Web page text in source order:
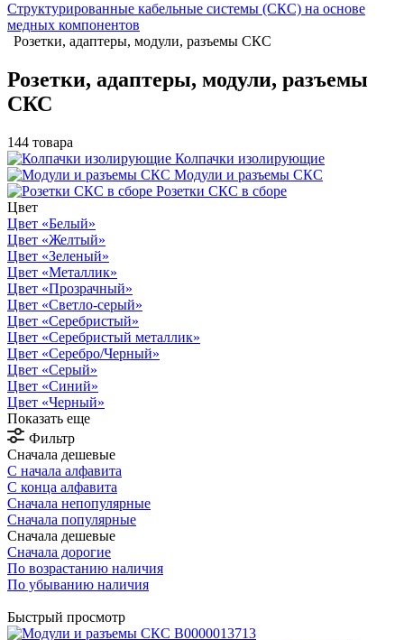
Структурированные кабельные системы (СКС) на основе
медных компонентов
Розетки, адаптеры, модули, разъемы СКС
Розетки, адаптеры, модули, разъемы
СКС
144 товара
Колпачки изолирующие
Модули и разъемы СКС
Розетки СКС в сборе
Цвет
Цвет «Белый»
Цвет «Желтый»
Цвет «Зеленый»
Цвет «Металлик»
Цвет «Прозрачный»
Цвет «Светло-серый»
Цвет «Серебристый»
Цвет «Серебристый металлик»
Цвет «Серебро/Черный»
Цвет «Серый»
Цвет «Синий»
Цвет «Черный»
Показать еще
Фильтр
Сначала дешевые
С начала алфавита
С конца алфавита
Сначала непопулярные
Сначала популярные
Сначала дешевые
Сначала дорогие
По возрастанию наличия
По убыванию наличия
Быстрый просмотр